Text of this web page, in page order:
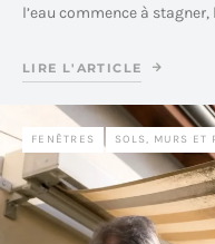
l’eau commence à
LIRE L'ARTICLE
FENÊTRES SOLS, MURS ET